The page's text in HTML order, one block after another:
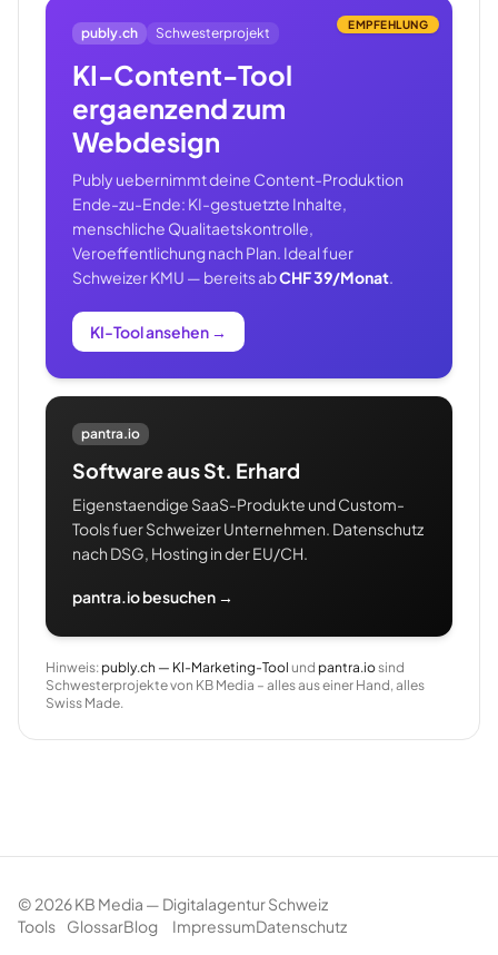
EMPFEHLUNG
publy.ch Schwesterprojekt
KI-Content-Tool
ergaenzend zum
Webdesign
Publy uebernimmt deine Content-Produktion
Ende-zu-Ende: KI-gestuetzte Inhalte,
menschliche Qualitaetskontrolle,
Veroeffentlichung nach Plan. Ideal fuer
Schweizer KMU — bereits abCHF 39/Monat.
KI-Tool ansehen →
pantra.io
Software aus St. Erhard
Eigenstaendige SaaS-Produkte und Custom-
Tools fuer Schweizer Unternehmen. Datenschutz
nach DSG, Hosting in der EU/CH.
pantra.io besuchen →
Hinweis: publy.ch — KI-Marketing-Tool und pantra.iosind
Schwesterprojekte von KB Media – alles aus einer Hand, alles
Swiss Made.
© 2026KB Media — Digitalagentur Schweiz
Tools
GlossarBlog ImpressumDatenschutz